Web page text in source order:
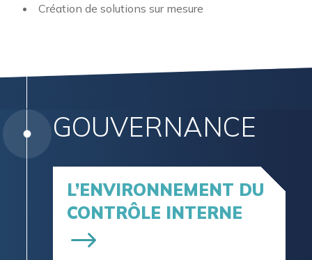
Création de solutions sur mesure
GOUVERNANCE
L’ENVIRONNEMENT DU
CONTRÔLE INTERNE